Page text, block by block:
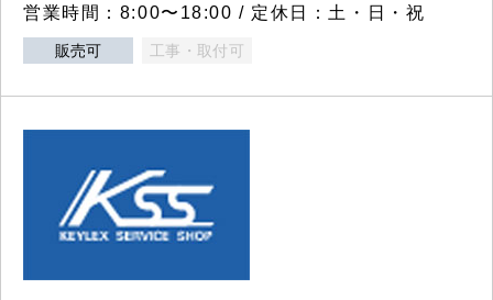
営業時間：8:00〜18:00 / 定休日：土・日・祝
販売可 工事・取付可